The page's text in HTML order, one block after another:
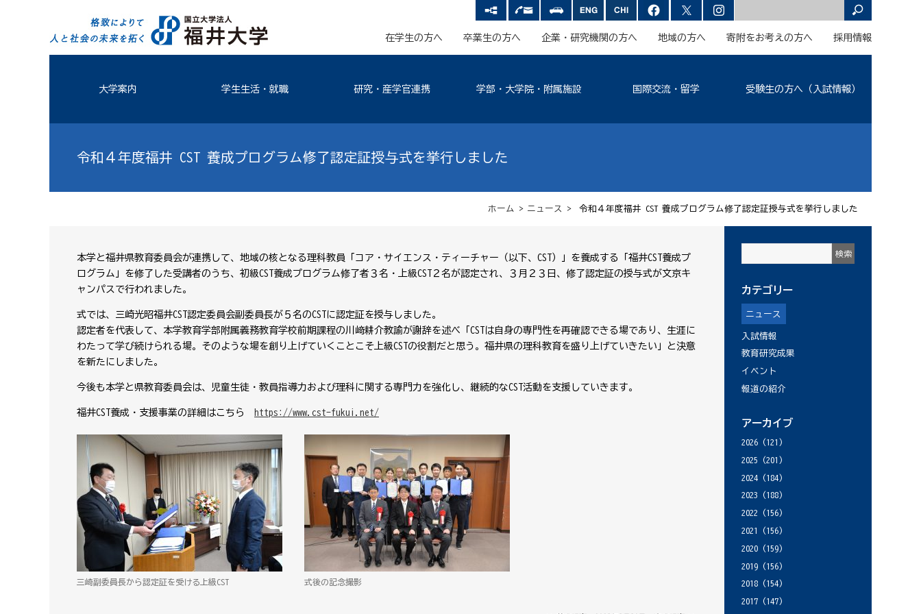
在学生の方へ 卒業生の方へ 企業・研究機関の方へ 地域の方へ 寄附をお考えの方へ 採用情報
大学案内 学生生活・就職 研究・産学官連携 学部・大学院・附属施設 国際交流・留学 受験生の方へ（入試情報）
令和４年度福井 CST 養成プログラム修了認定証授与式を挙行しました
ホーム > ニュース > 令和４年度福井 CST 養成プログラム修了認定証授与式を挙行しました
本学と福井県教育委員会が連携して、地域の核となる理科教員「コア・サイエンス・ティーチャー（以下、CST）」を養成する「福井CST養成プ
ログラム」を修了した受講者のうち、初級CST養成プログラム修了者３名・上級CST２名が認定され、３月２３日、修了認定証の授与式が文京キ
ャンパスで行われました。
式では、三崎光昭福井CST認定委員会副委員長が５名のCSTに認定証を授与しました。
認定者を代表して、本学教育学部附属義務教育学校前期課程の川﨑耕介教諭が謝辞を述べ「CSTは自身の専門性を再確認できる場であり、生涯に
わたって学び続けられる場。そのような場を創り上げていくことこそ上級CSTの役割だと思う。福井県の理科教育を盛り上げていきたい」と決意
を新たにしました。
今後も本学と県教育委員会は、児童生徒・教員指導力および理科に関する専門力を強化し、継続的なCST活動を支援していきます。
福井CST養成・支援事業の詳細はこちら https://www.cst-fukui.net/
三崎副委員長から認定証を受ける上級CST 式後の記念撮影
カテゴリー
ニュース
入試情報
教育研究成果
イベント
報道の紹介
アーカイブ
2026 (121)
2025 (201)
2024 (184)
2023 (188)
2022 (156)
2021
(156)
2020 (159)
2019 (156)
2018 (154)
2017 (147)